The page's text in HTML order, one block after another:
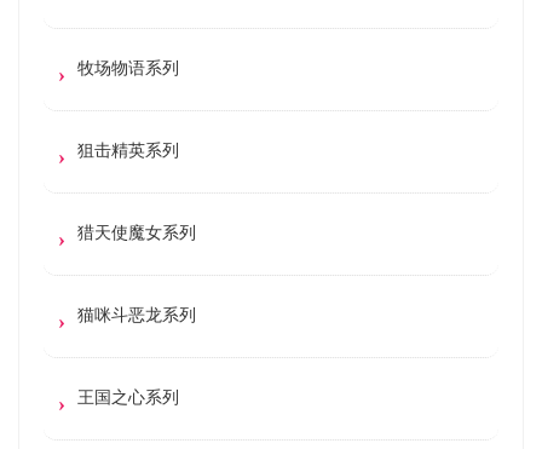
牧场物语系列
狙击精英系列
猎天使魔女系列
猫咪斗恶龙系列
王国之心系列